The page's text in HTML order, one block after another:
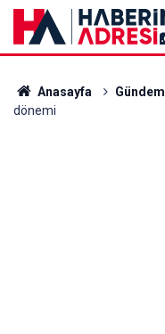
Anasayfa Gündem
dönemi